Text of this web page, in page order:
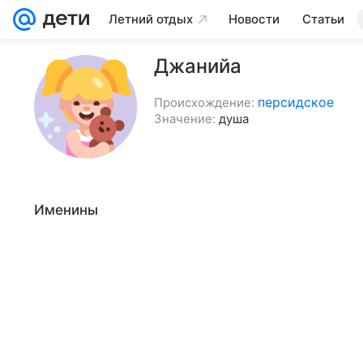
Летний отдых Новости Статьи
Джанийа
Происхождение: персидское
Значение: душа
Именины